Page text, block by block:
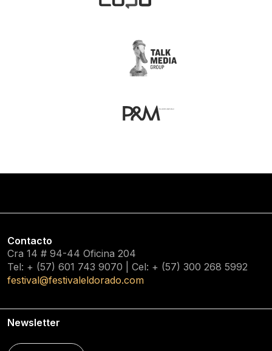
Contacto
Cra 14 # 94-44 Oficina 204
Tel: + (57) 601 743 9070 | Cel: + (57) 300 268 5992
festival@festivaleldorado.com
Newsletter